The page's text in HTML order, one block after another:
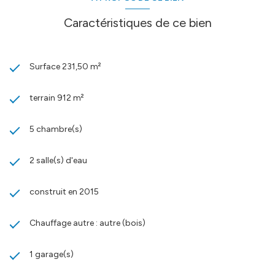
Caractéristiques de ce bien
Surface 231,50 m²
terrain 912 m²
5 chambre(s)
2 salle(s) d'eau
construit en 2015
Chauffage autre : autre (bois)
1 garage(s)